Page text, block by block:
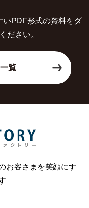
いPDF形式の資料をダ
ださい。
覧
お客さまを笑顔にす